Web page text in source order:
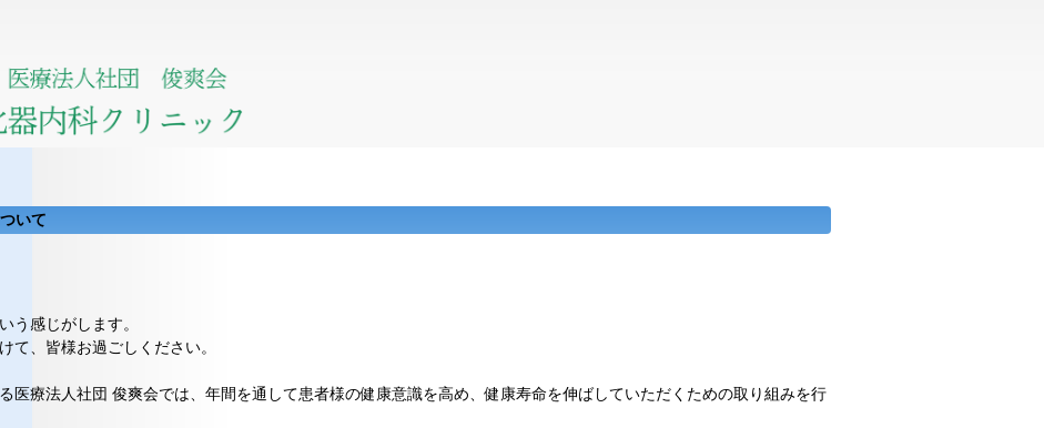
いて
う感じがします。
て、皆様お過ごしください。
医療法人社団 俊爽会では、年間を通して患者様の健康意識を高め、健康寿命を伸ばしていただくための取り組みを行